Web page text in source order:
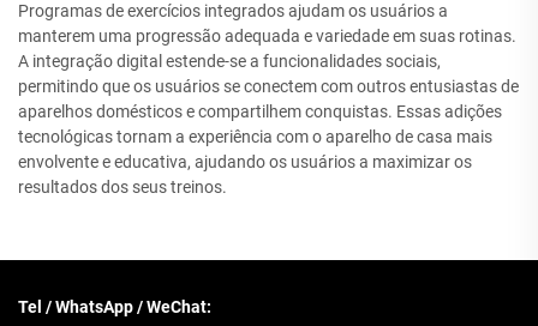
Programas de exercícios integrados ajudam os usuários a
manterem uma progressão adequada e variedade em suas rotinas.
A integração digital estende-se a funcionalidades sociais,
permitindo que os usuários se conectem com outros entusiastas de
aparelhos domésticos e compartilhem conquistas. Essas adições
tecnológicas tornam a experiência com o aparelho de casa mais
envolvente e educativa, ajudando os usuários a maximizar os
resultados dos seus treinos.
Tel / WhatsApp / WeChat: